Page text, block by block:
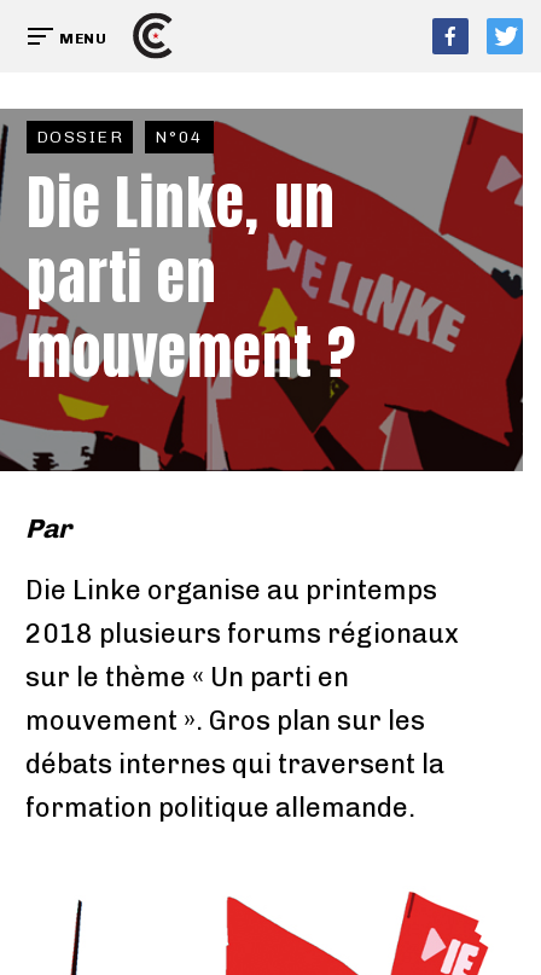
MENU
DOSSIER N°04
Die Linke, un
parti en
mouvement ?
Par
Die Linke organise au printemps
2018 plusieurs forums régionaux
sur le thème « Un parti en
mouvement ». Gros plan sur les
débats internes qui traversent la
formation politique allemande.